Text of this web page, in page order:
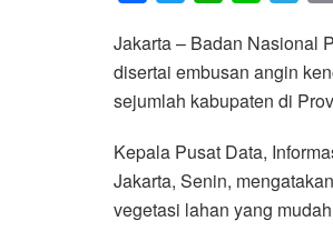
c
e
b
o
k
i
t
r
a
t
s
p
p
n
e
l
e
g
a
m
Jakarta – Badan Nasional
disertai embusan angin
sejumlah kabupaten di
Kepala Pusat Data,
Jakarta, Senin,
vegetasi lahan yang